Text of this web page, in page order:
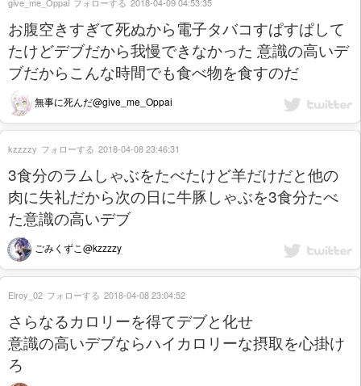
お腹空きすぎて死ぬから電子タバコすぱすぱして
たけどデブだから我慢できなかった 意識の高いデ
ブだからこんな時間でも食べ物を食すのだ
無事に死んだ@give_me_Oppai
3食分のラムしゃぶをたべたけど羊だけだと他の
肉に失礼だから次の日に牛豚しゃぶを3食分たべ
た意識の高いデブ
ごみくずこ@kzzzzy
kzzzzy フォローする 2018-04-08 23:46:31
さらなるカロリーを得てデブと化せ
意識の高いデブならハイカロリーな摂取を心掛け
ろ
Elroy_02 フォローする 2018-04-08 23:04:52